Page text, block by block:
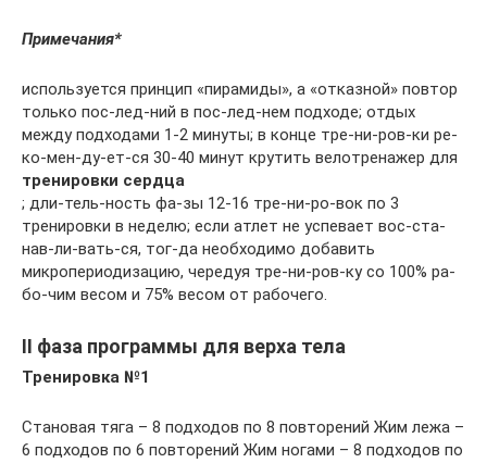
Примечания*
используется принцип «пирамиды», а «отказной» повтор
только пос-лед-ний в пос-лед-нем подходе; отдых
между подходами 1-2 минуты; в конце тре-ни-ров-ки ре-
ко-мен-ду-ет-ся 30-40 минут крутить велотренажер для
тренировки сердца
; дли-тель-ность фа-зы 12-16 тре-ни-ро-вок по 3
тренировки в неделю; если атлет не успевает вос-ста-
нав-ли-вать-ся, тог-да необходимо добавить
микропериодизацию, чередуя тре-ни-ров-ку со 100% ра-
бо-чим весом и 75% весом от рабочего.
II фаза программы для верха тела
Тренировка №1
Становая тяга – 8 подходов по 8 повторений Жим лежа –
6 подходов по 6 повторений Жим ногами – 8 подходов по